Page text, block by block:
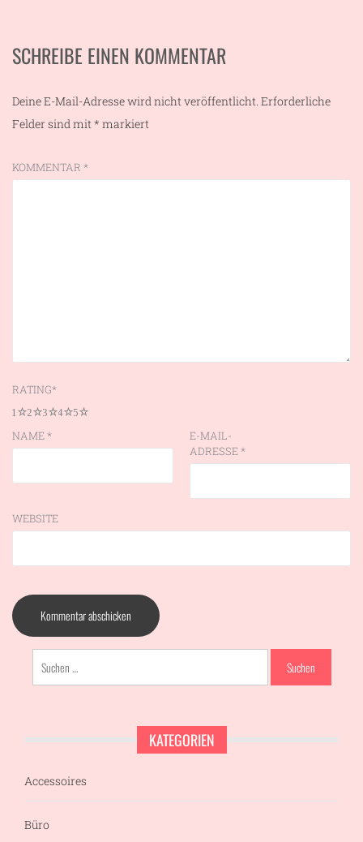
SCHREIBE EINEN KOMMENTAR
Deine E-Mail-Adresse wird nicht veröffentlicht. Erforderliche
Felder sind mit* markiert
KOMMENTAR *
RATING*
5
4
3
2
1
NAME*
E-MAIL-
ADRESSE*
WEBSITE
Suchen
nach:
KATEGORIEN
Accessoires
Büro